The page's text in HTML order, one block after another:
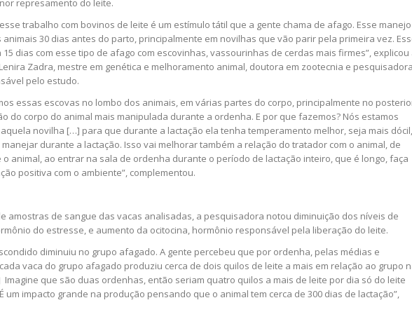
represamento do leite.
trabalho com bovinos de leite é um estímulo tátil que a gente chama de afago. Esse
animais 30 dias antes do parto, principalmente em novilhas que vão parir pela primeira vez.
dias com esse tipo de afago com escovinhas, vassourinhas de cerdas mais firmes”, explicou
Zadra, mestre em genética e melhoramento animal, doutora em zootecnia e pesquisadora
pelo estudo.
essas escovas no lombo dos animais, em várias partes do corpo, principalmente no
do corpo do animal mais manipulada durante a ordenha. E por que fazemos? Nós estamos
novilha […] para que durante a lactação ela tenha temperamento melhor, seja mais dócil,
durante a lactação. Isso vai melhorar também a relação do tratador com o animal, de
o animal, ao entrar na sala de ordenha durante o período de lactação inteiro, que é longo, faça
positiva com o ambiente”, complementou.
amostras de sangue das vacas analisadas, a pesquisadora notou diminuição dos níveis de
do estresse, e aumento da ocitocina, hormônio responsável pela liberação do leite.
diminuiu no grupo afagado. A gente percebeu que por ordenha, pelas médias e
vaca do grupo afagado produziu cerca de dois quilos de leite a mais em relação ao grupo
que são duas ordenhas, então seriam quatro quilos a mais de leite por dia só do leite
um impacto grande na produção pensando que o animal tem cerca de 300 dias de lactação”,